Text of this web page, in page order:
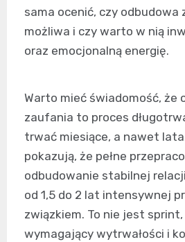
sama ocenić, czy
możliwa i czy warto w nią
oraz emocjonalną energię.
Warto mieć świadomość, że
zaufania to proces
trwać miesiące, a nawet
pokazują, że pełne
odbudowanie stabilnej
od 1,5 do 2 lat intensywnej
związkiem. To nie jest
wymagający wytrwałości i